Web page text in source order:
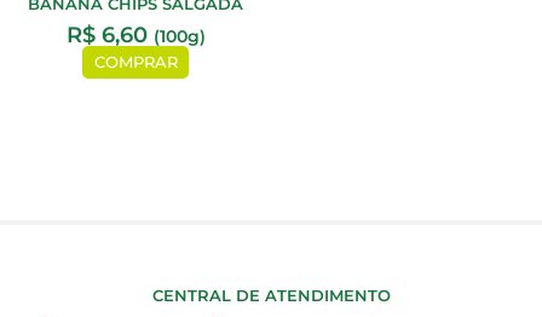
BANANA CHIPS SALGADA
R$6,60 (100g)
COMPRAR
CENTRAL DE ATENDIMENTO